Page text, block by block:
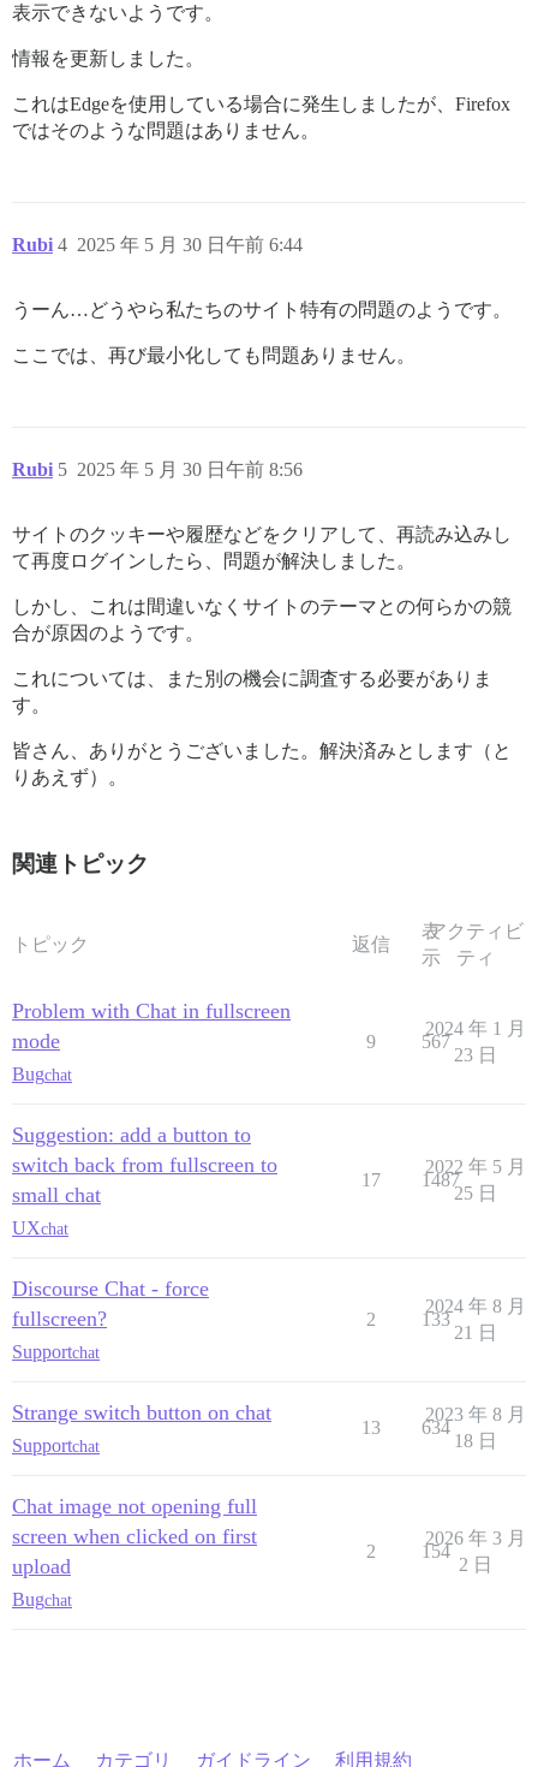
表示できないようです。
情報を更新しました。
これはEdgeを使用している場合に発生しましたが、Firefox
ではそのような問題はありません。
Rubi 2025 年 5 月 30 日午前 6:44
4
うーん…どうやら私たちのサイト特有の問題のようです。
ここでは、再び最小化しても問題ありません。
Rubi 2025 年 5 月 30 日午前 8:56
5
サイトのクッキーや履歴などをクリアして、再読み込みし
て再度ログインしたら、問題が解決しました。
しかし、これは間違いなくサイトのテーマとの何らかの競
合が原因のようです。
これについては、また別の機会に調査する必要がありま
す。
皆さん、ありがとうございました。解決済みとします（と
りあえず）。
関連トピック
トピック 返信
表
示
アクティビ
ティ
Problem with Chat in fullscreen
mode
Bugchat
9 567
2024 年 1 月
23 日
Suggestion: add a button to
switch back from fullscreen to
small chat
UXchat
17 1487
2022 年 5 月
25 日
Discourse Chat - force
fullscreen?
Supportchat
2 133
2024 年 8 月
21 日
Strange switch button on chat
Supportchat
13 634
2023 年 8 月
18 日
Chat image not opening full
screen when clicked on first
upload
Bugchat
2 154
2026 年 3 月
2 日
ホーム カテゴリ ガイドライン 利用規約